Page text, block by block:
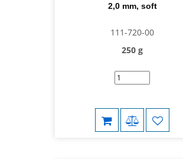
2,0 mm, soft
111-720-00
250 g